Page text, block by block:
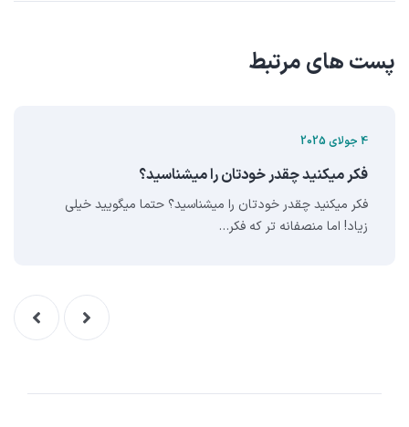
پست های مرتبط
4 جولای 2025
فکر میکنید چقدر خودتان را میشناسید؟
فکر میکنید چقدر خودتان را میشناسید؟ حتما میگویید خیلی
زیاد! اما منصفانه تر که فکر…